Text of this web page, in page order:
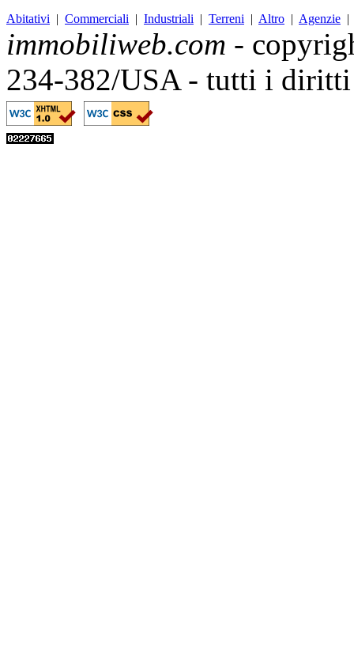
Abitativi | Commerciali | Industriali | Terreni | Altro | Agenzie
immobiliweb.com -
234-382/USA - tutti i